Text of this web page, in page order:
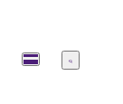
Menú